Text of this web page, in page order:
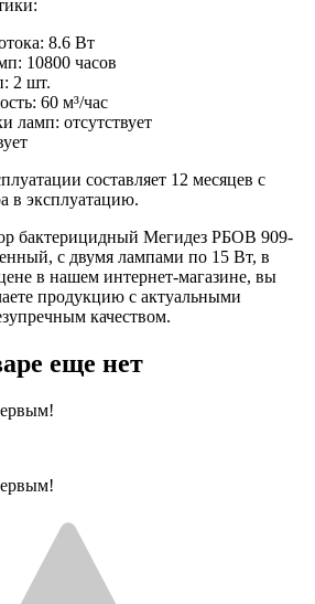
8.6 Вт
10800 часов
2 шт.
60 м³/час
ламп: отсутствует
составляет 12 месяцев с
в эксплуатацию.
бактерицидный Мегидез РБОВ 909-
с двумя лампами по 15 Вт, в
в нашем интернет-магазине, вы
продукцию с актуальными
качеством.
еще нет